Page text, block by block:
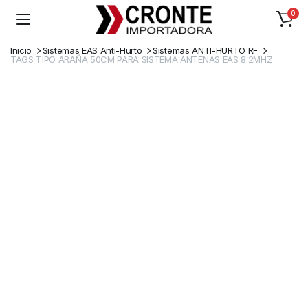
0
Inicio Sistemas EAS Anti-Hurto
Sistemas ANTI-HURTO RF
TAGS TIPO ARAÑA 50CM PARA SISTEMA ANTENAS EAS 8.2MHZ